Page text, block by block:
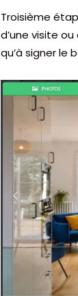
Troisième
d’une visite
qu’à signer le